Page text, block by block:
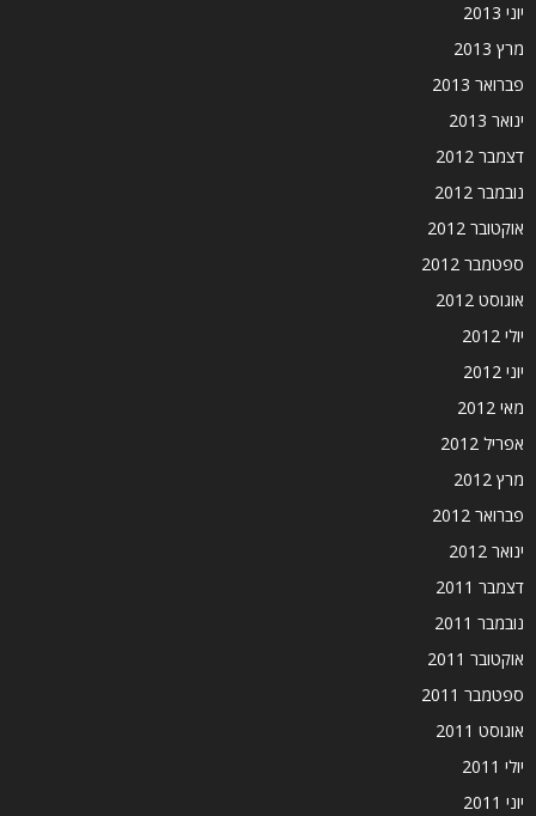
יוני 2013
מרץ 2013
פברואר 2013
ינואר 2013
דצמבר 2012
נובמבר 2012
אוקטובר 2012
ספטמבר 2012
אוגוסט 2012
יולי 2012
יוני 2012
מאי 2012
אפריל 2012
מרץ 2012
פברואר 2012
ינואר 2012
דצמבר 2011
נובמבר 2011
אוקטובר 2011
ספטמבר 2011
אוגוסט 2011
יולי 2011
יוני 2011